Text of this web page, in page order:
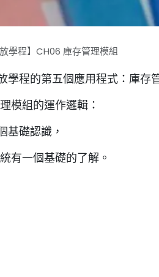
學程】CH06 庫存管理模組
程的第五個應用程式：庫存
模組的運作邏輯：
礎認識，
有一個基礎的了解。